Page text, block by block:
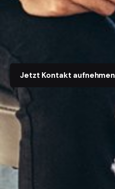
Jetzt Kontakt aufnehmen